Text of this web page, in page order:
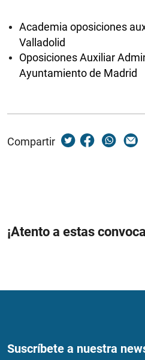
Academia oposiciones
Valladolid
Oposiciones Auxiliar
Ayuntamiento de Madrid
Compartir
¡Atento a estas
Suscríbete a nuestra